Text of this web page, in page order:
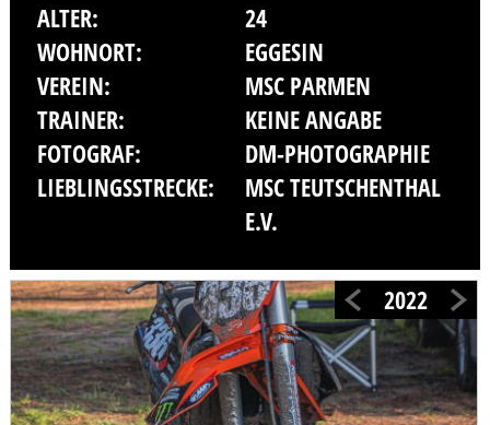
ALTER:
24
WOHNORT:
EGGESIN
VEREIN:
MSC PARMEN
TRAINER:
KEINE ANGABE
FOTOGRAF:
DM-PHOTOGRAPHIE
LIEBLINGSSTRECKE:
MSC TEUTSCHENTHAL
E.V.
2022